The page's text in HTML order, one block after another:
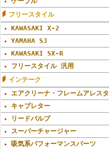
フリースタイル
KAWASAKI X-2
YAMAHA SJ
KAWASAKI SX-R
フリースタイル 汎用
インテーク
エアクリーナ・フレームアレスタ
キャブレター
リードバルブ
スーパーチャージャー
吸気系パフォーマンスパーツ